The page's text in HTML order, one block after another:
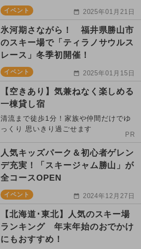
イベント 2025年01月21日
氷河期さながら！ 福井県勝山市
のスキー場で「ティラノサウルス
レース」冬季初開催！
イベント 2025年01月15日
【空きあり】気兼ねなく楽しめる
一棟貸し宿
清流まで徒歩1分！家族や仲間だけでゆ
っくり 思いきり過ごせます
PR
人気キッズパーク＆初心者ゲレン
デ充実！「スキージャム勝山」が
全コースOPEN
イベント 2024年12月27日
【北海道･東北】人気のスキー場
ランキング 年末年始のおでかけ
にもおすすめ！